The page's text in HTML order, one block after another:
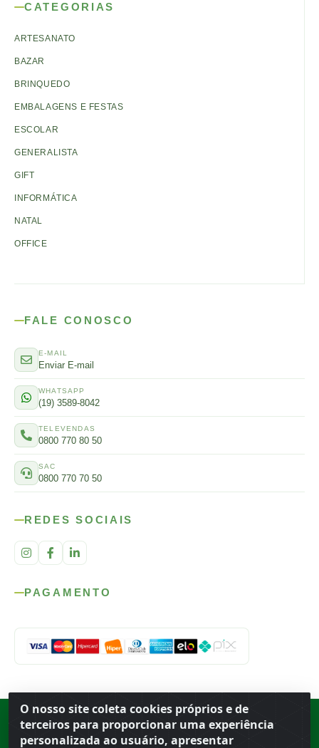
O nosso site coleta cookies próprios e de
terceiros para proporcionar uma experiência
personalizada ao usuário, apresentar
CATEGORIAS
ARTESANATO
BAZAR
BRINQUEDO
EMBALAGENS E FESTAS
ESCOLAR
GENERALISTA
GIFT
INFORMÁTICA
NATAL
OFFICE
FALE CONOSCO
E-MAIL
Enviar E-mail
WHATSAPP
(19) 3589-8042
TELEVENDAS
0800 770 80 50
SAC
0800 770 70 50
REDES SOCIAIS
PAGAMENTO
Rod. SP-215, s/n, km 98 — Área Rural Porto Ferreira ·BR
· CEP
· CNPJ 56.679.863/0001-91
© 2026 Atacado Ideal